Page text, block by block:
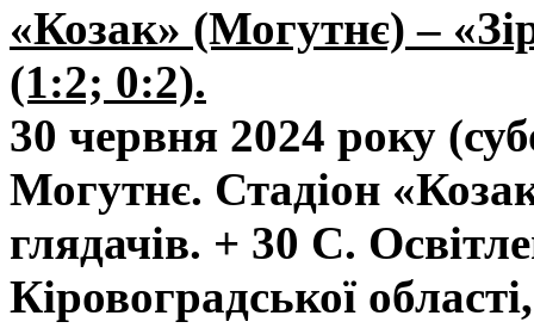
«Козак» (Могутнє) –
(1:2; 0:2).
30 червня 2024 року
Могутнє. Стадіон
глядачів. + 30 С.
Кіровоградської